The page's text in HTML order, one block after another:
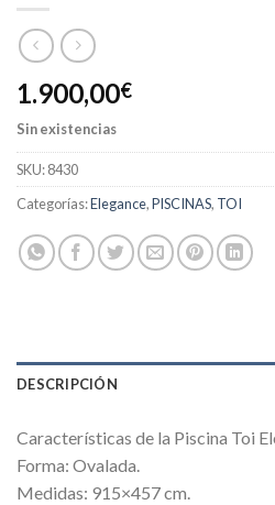
1.900,00€
Sin existencias
SKU:8430
Categorías:Elegance,PISCINAS, TOI
DESCRIPCIÓN
Características de la Piscina Toi
Forma: Ovalada.
Medidas: 915×457 cm.